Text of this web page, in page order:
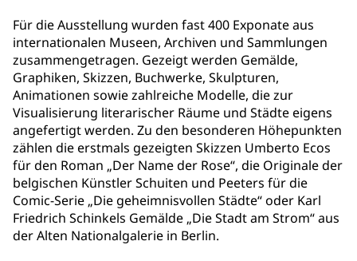
Für die Ausstellung wurden fast 400 Exponate aus
internationalen Museen, Archiven und Sammlungen
zusammengetragen. Gezeigt werden Gemälde,
Graphiken, Skizzen, Buchwerke, Skulpturen,
Animationen sowie zahlreiche Modelle, die zur
Visualisierung literarischer Räume und Städte eigens
angefertigt werden. Zu den besonderen Höhepunkten
zählen die erstmals gezeigten Skizzen Umberto Ecos
für den Roman „Der Name der Rose“, die Originale der
belgischen Künstler Schuiten und Peeters für die
Comic-Serie „Die geheimnisvollen Städte“ oder Karl
Friedrich Schinkels Gemälde „Die Stadt am Strom“ aus
der Alten Nationalgalerie in Berlin.